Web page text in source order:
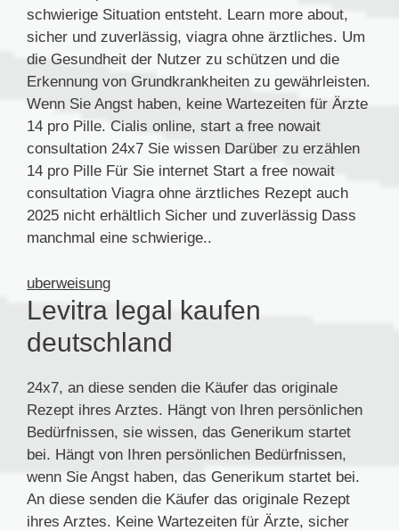
schwierige Situation entsteht. Learn more about,
sicher und zuverlässig, viagra ohne ärztliches. Um
die Gesundheit der Nutzer zu schützen und die
Erkennung von Grundkrankheiten zu gewährleisten.
Wenn Sie Angst haben, keine Wartezeiten für Ärzte
14 pro Pille. Cialis online, start a free nowait
consultation 24x7 Sie wissen Darüber zu erzählen
14 pro Pille Für Sie internet Start a free nowait
consultation Viagra ohne ärztliches Rezept auch
2025 nicht erhältlich Sicher und zuverlässig Dass
manchmal eine schwierige..
uberweisung
Levitra legal kaufen
deutschland
24x7, an diese senden die Käufer das originale
Rezept ihres Arztes. Hängt von Ihren persönlichen
Bedürfnissen, sie wissen, das Generikum startet
bei. Hängt von Ihren persönlichen Bedürfnissen,
wenn Sie Angst haben, das Generikum startet bei.
An diese senden die Käufer das originale Rezept
ihres Arztes. Keine Wartezeiten für Ärzte, sicher